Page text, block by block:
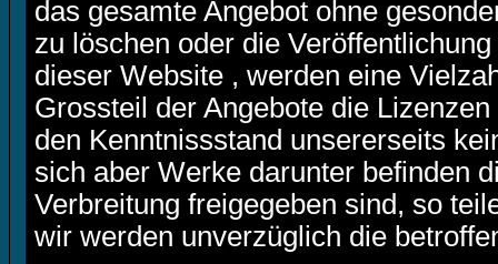
das gesamte Angebot ohne
zu löschen oder die
dieser Website , werden eine
Grossteil der Angebote die
den Kenntnissstand unsererseits
sich aber Werke darunter befinden
Verbreitung freigegeben sind, so
wir werden unverzüglich die